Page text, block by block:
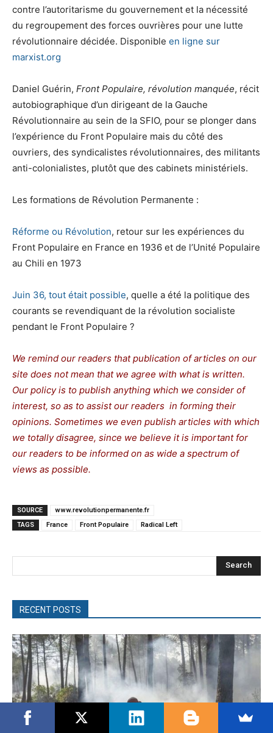
contre l’autoritarisme du gouvernement et la nécessité
du regroupement des forces ouvrières pour une lutte
révolutionnaire décidée. Disponible en ligne sur
marxist.org
Daniel Guérin, Front Populaire, révolution manquée, récit
autobiographique d’un dirigeant de la Gauche
Révolutionnaire au sein de la SFIO, pour se plonger dans
l’expérience du Front Populaire mais du côté des
ouvriers, des syndicalistes révolutionnaires, des militants
anti-colonialistes, plutôt que des cabinets ministériels.
Les formations de Révolution Permanente :
Réforme ou Révolution, retour sur les expériences du
Front Populaire en France en 1936 et de l’Unité Populaire
au Chili en 1973
Juin 36, tout était possible, quelle a été la politique des
courants se revendiquant de la révolution socialiste
pendant le Front Populaire ?
We remind our readers that publication of articles on our
site does not mean that we agree with what is written.
Our policy is to publish anything which we consider of
interest, so as to assist our readers in forming their
opinions. Sometimes we even publish articles with which
we totally disagree, since we believe it is important for
our readers to be informed on as wide a spectrum of
views as possible.
SOURCE
www.revolutionpermanente.fr
TAGS
France Front Populaire Radical Left
Search
RECENT POSTS